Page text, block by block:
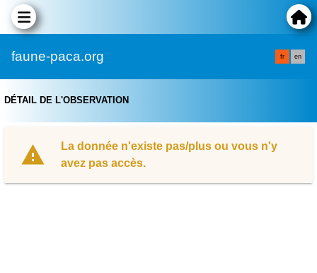
faune-paca.org fr en
DÉTAIL DE L'OBSERVATION
La donnée n'existe pas/plus ou vous n'y
avez pas accès.